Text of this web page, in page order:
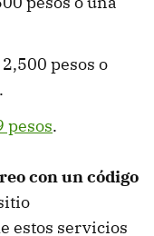
pesos o
pesos.
con un código
estos servicios